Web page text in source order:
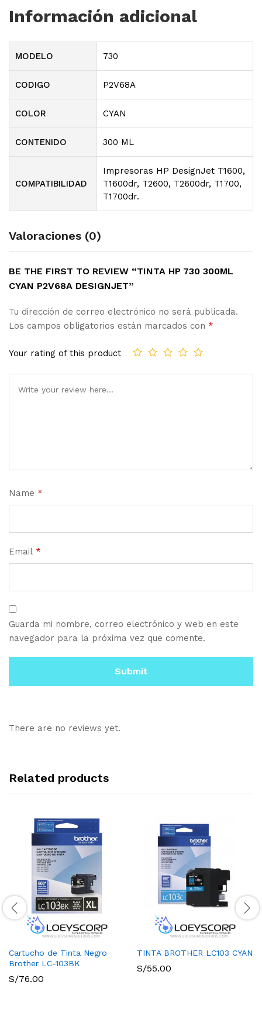
Información adicional
MODELO 730
CODIGO P2V68A
COLOR CYAN
CONTENIDO 300 ML
COMPATIBILIDAD
Impresoras HP DesignJet T1600,
T1600dr, T2600, T2600dr, T1700,
T1700dr.
Valoraciones (0)
BE THE FIRST TO REVIEW “TINTA HP 730 300ML
CYAN P2V68A DESIGNJET”
Tu dirección de correo electrónico no será publicada.
Los campos obligatorios están marcados con *
Your rating of this product
Name *
Email *
Guarda mi nombre, correo electrónico y web en este
navegador para la próxima vez que comente.
There are no reviews yet.
Related products
Cartucho de Tinta Negro
Brother LC-103BK
S/76.00
TINTA BROTHER LC103 CYAN
S/55.00